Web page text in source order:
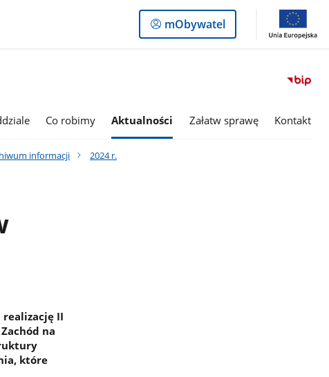
Logowanie
do
mObywatel
Co robimy Aktualności Załatw sprawę Kontakt
informacji
2024 r.
realizację II
na
które